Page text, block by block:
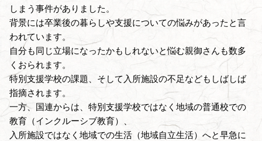
しまう事件がありました。
背景には卒業後の暮らしや支援についての悩みがあったと言
われています。
自分も同じ立場になったかもしれないと悩む親御さんも数多
くおられます。
特別支援学校の課題、そして入所施設の不足などもしばしば
指摘されます。
一方、国連からは、特別支援学校ではなく地域の普通校での
教育（インクルーシブ教育）、
入所施設ではなく地域での生活（地域自立生活）へと早急に